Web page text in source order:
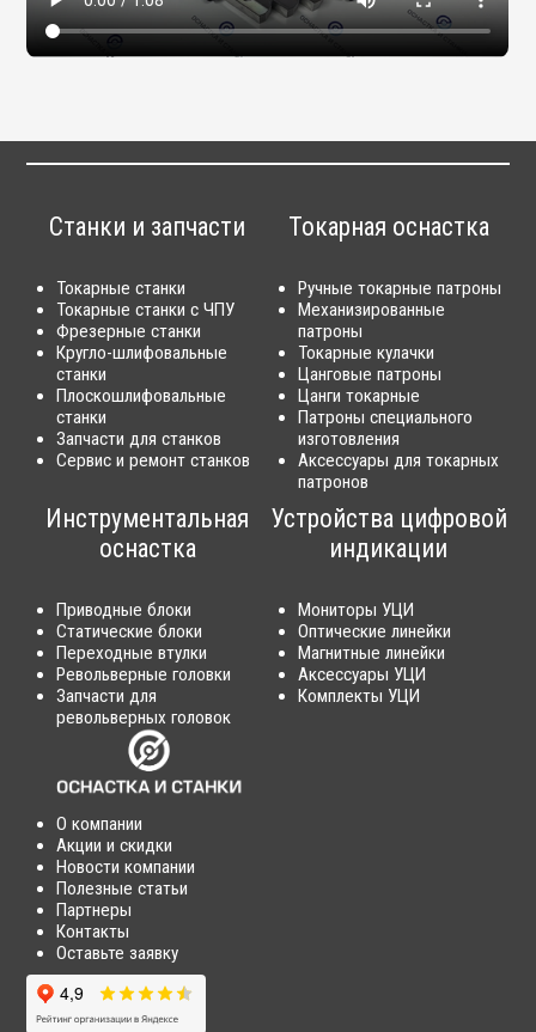
Станки и запчасти
Токарные станки
Токарные станки с ЧПУ
Фрезерные станки
Кругло-шлифовальные
станки
Плоскошлифовальные
станки
Запчасти для станков
Сервис и ремонт станков
Токарная оснастка
Ручные токарные патроны
Механизированные
патроны
Токарные кулачки
Цанговые патроны
Цанги токарные
Патроны специального
изготовления
Аксессуары для токарных
патронов
Инструментальная
оснастка
Приводные блоки
Статические блоки
Переходные втулки
Револьверные головки
Запчасти для
револьверных головок
Устройства цифровой
индикации
Мониторы УЦИ
Оптические линейки
Магнитные линейки
Аксессуары УЦИ
Комплекты УЦИ
О компании
Акции и скидки
Новости компании
Полезные статьи
Партнеры
Контакты
Оставьте заявку